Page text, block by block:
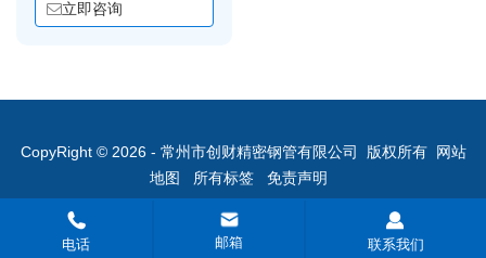
立即咨询
CopyRight © 2026 - 常州市创财精密钢管有限公司 版权所有 网站
地图
所有标签 免责声明
电话 邮箱 联系我们